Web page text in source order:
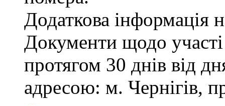
Додаткова інформація
Документи щодо
протягом 30 днів від
адресою: м. Чернігів,